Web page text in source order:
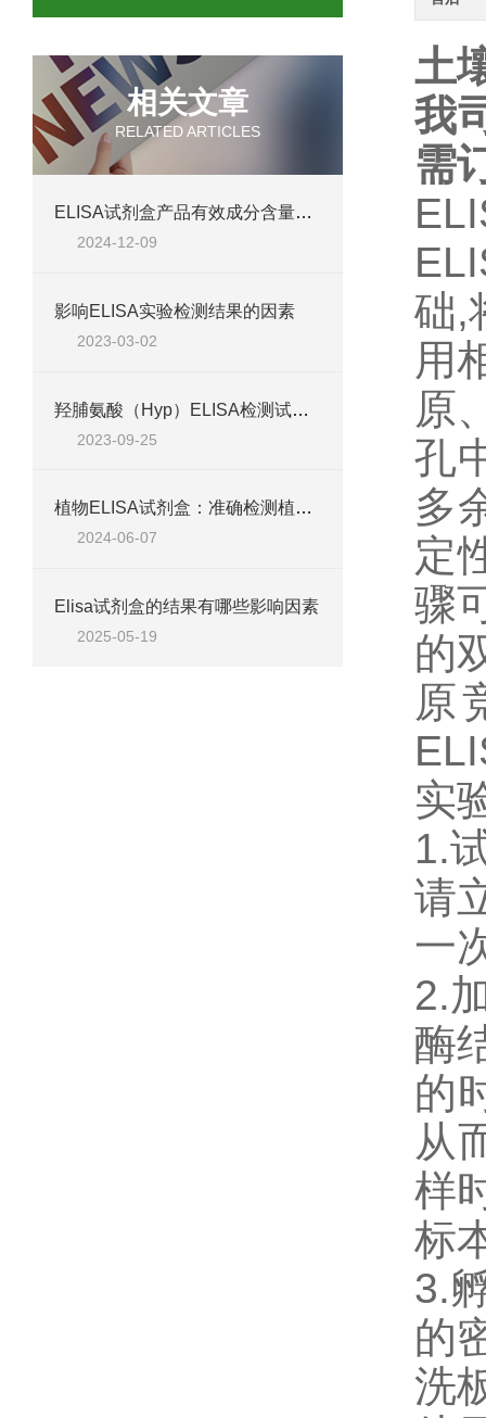
相关文章
RELATED ARTICLES
ELISA试剂盒产品有效成分含量的特点
2024-12-09
影响ELISA实验检测结果的因素
2023-03-02
羟脯氨酸（Hyp）ELISA检测试剂盒@免费代测
2023-09-25
植物ELISA试剂盒：准确检测植物激素与抗体
2024-06-07
Elisa试剂盒的结果有哪些影响因素
2025-05-19
土
我
需
础,
用
原
孔
多
定
骤
的
原
实
1.
请
一
2.
酶
的
从
样
标
3.
的
洗